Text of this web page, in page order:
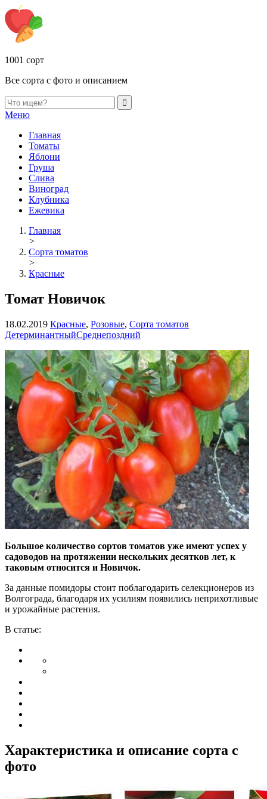
1001 сорт
Все сорта с фото и описанием
Меню
Главная
Томаты
Яблони
Груша
Слива
Виноград
Клубника
Ежевика
Главная
>
Сорта томатов
>
Красные
Томат Новичок
18.02.2019 Красные, Розовые, Сорта томатов
ДетерминантныйСреднепоздний
Большое количество сортов томатов уже имеют успех у
садоводов на протяжении нескольких десятков лет, к
таковым относится и Новичок.
За данные помидоры стоит поблагодарить селекционеров из
Волгограда, благодаря их усилиям появились неприхотливые
и урожайные растения.
В статье:
Характеристика и описание сорта с
фото